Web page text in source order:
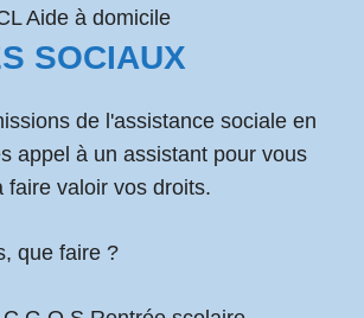
Aide à domicile
SOCIAUX
de l'assistance sociale en
appel à un assistant pour vous
faire valoir vos droits.
que faire ?